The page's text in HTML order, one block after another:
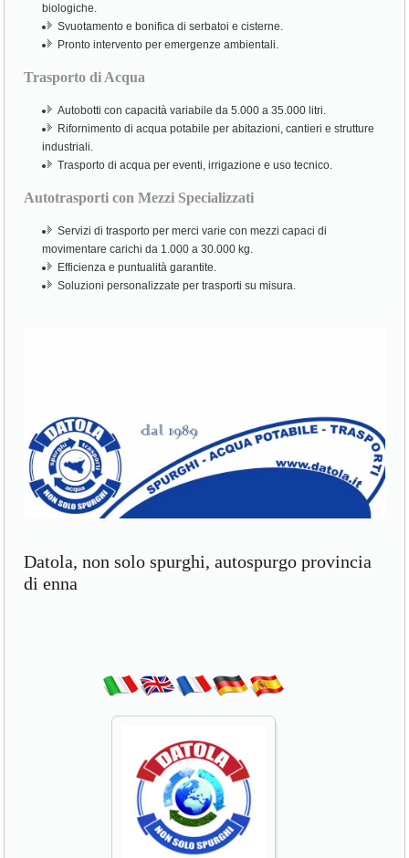
biologiche.
Svuotamento e bonifica di serbatoi e cisterne.
Pronto intervento per emergenze ambientali.
Trasporto di Acqua
Autobotti con capacità variabile da 5.000 a 35.000 litri.
Rifornimento di acqua potabile per abitazioni, cantieri e strutture
industriali.
Trasporto di acqua per eventi, irrigazione e uso tecnico.
Autotrasporti con Mezzi Specializzati
Servizi di trasporto per merci varie con mezzi capaci di
movimentare carichi da 1.000 a 30.000 kg.
Efficienza e puntualità garantite.
Soluzioni personalizzate per trasporti su misura.
Datola, non solo spurghi, autospurgo provincia
di enna